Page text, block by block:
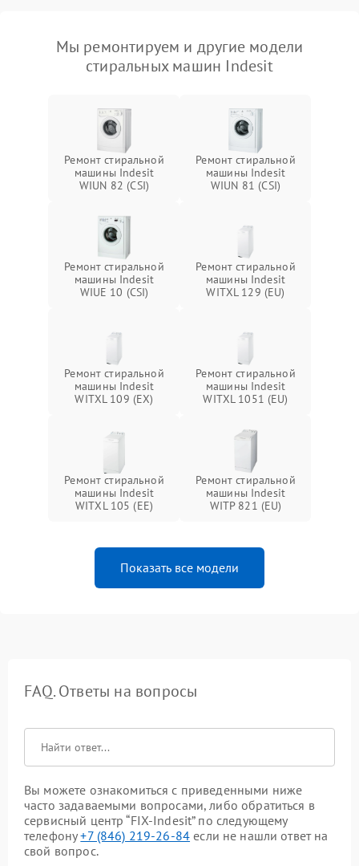
Мы ремонтируем и другие модели
стиральных машин Indesit
Ремонт стиральной
машины Indesit
WIUN 82 (CSI)
Ремонт стиральной
машины Indesit
WIUN 81 (CSI)
Ремонт стиральной
машины Indesit
WIUE 10 (CSI)
Ремонт стиральной
машины Indesit
WITXL 129 (EU)
Ремонт стиральной
машины Indesit
WITXL 109 (EX)
Ремонт стиральной
машины Indesit
WITXL 1051 (EU)
Ремонт стиральной
машины Indesit
WITXL 105 (EE)
Ремонт стиральной
машины Indesit
WITP 821 (EU)
Показать все модели
FAQ. Ответы на вопросы
Вы можете ознакомиться с приведенными ниже
часто задаваемыми вопросами, либо обратиться в
сервисный центр “FIX-Indesit” по следующему
телефону+7 (846) 219-26-84 если не нашли ответ на
свой вопрос.